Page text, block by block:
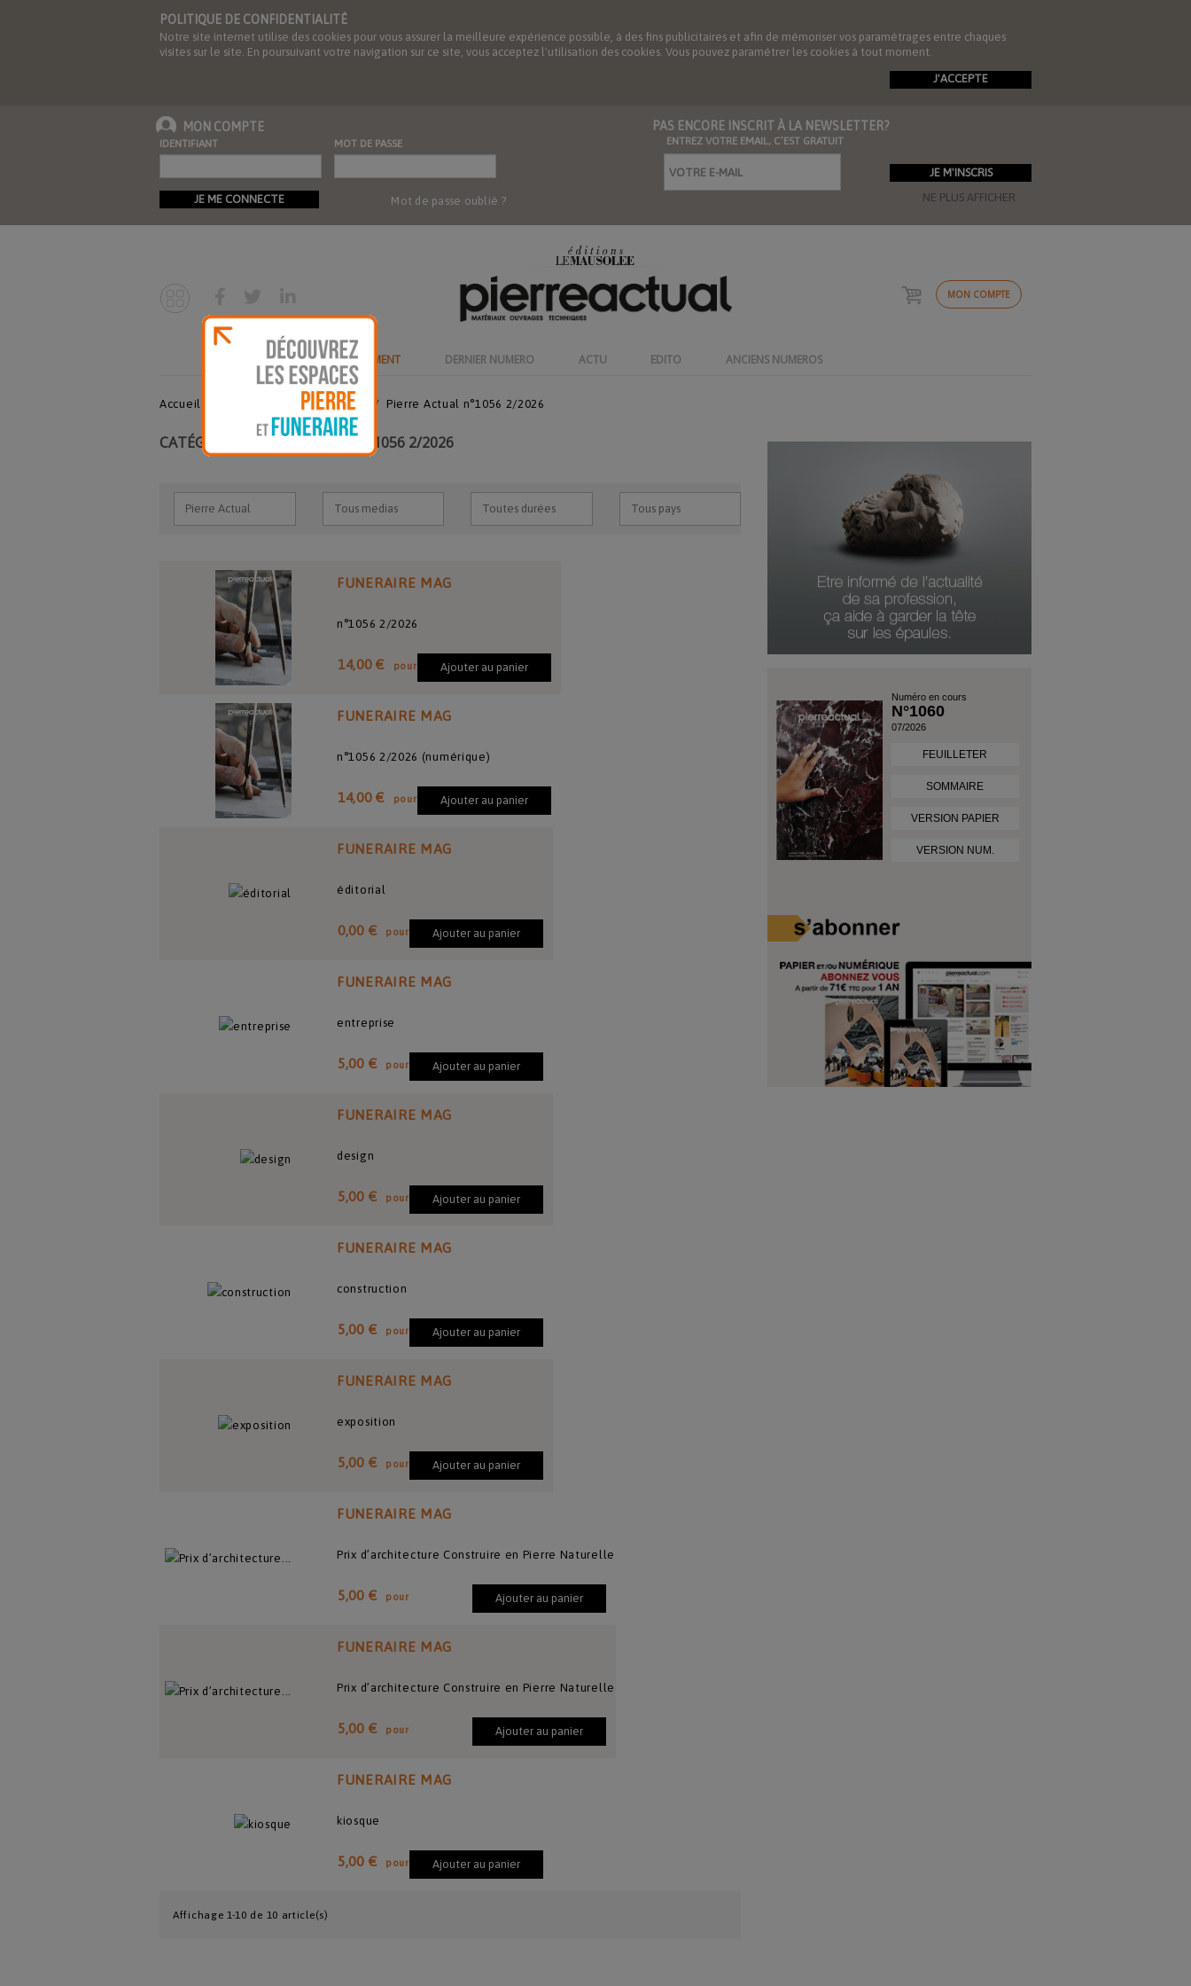
POLITIQUE DE CONFIDENTIALITÉ
Notre site internet utilise des cookies pour vous assurer la meilleure expérience possible, à des fins publicitaires et afin de mémoriser vos paramétrages entre chaques
visites sur le site. En poursuivant votre navigation sur ce site, vous acceptez l'utilisation des cookies. Vous pouvez paramétrer les cookies à tout moment.
J'ACCEPTE
MON COMPTE
IDENTIFIANT MOT DE PASSE
JE ME CONNECTE Mot de passe oublié ? NE PLUS AFFICHER
PAS ENCORE INSCRIT À LA NEWSLETTER?
ENTREZ VOTRE EMAIL, C’EST GRATUIT
MON COMPTE
ABONNEMENT DERNIER NUMERO ACTU EDITO ANCIENS NUMEROS
Accueil 141.Pierre actual 2026 Pierre Actual n°1056 2/2026
CATÉGORIE : PIERRE ACTUAL N°1056 2/2026
FUNERAIRE MAG
n°1056 2/2026
14,00 € pour Ajouter au panier
FUNERAIRE MAG
n°1056 2/2026 (numérique)
14,00 € pour Ajouter au panier
FUNERAIRE MAG
éditorial
0,00 € pour Ajouter au panier
FUNERAIRE MAG
entreprise
5,00 € pour Ajouter au panier
FUNERAIRE MAG
design
5,00 € pour Ajouter au panier
FUNERAIRE MAG
construction
5,00 € pour Ajouter au panier
FUNERAIRE MAG
exposition
5,00 € pour Ajouter au panier
FUNERAIRE MAG
Prix d’architecture Construire en Pierre Naturelle
5,00 € pour Ajouter au panier
FUNERAIRE MAG
Prix d’architecture Construire en Pierre Naturelle
5,00 € pour Ajouter au panier
FUNERAIRE MAG
kiosque
5,00 € pour Ajouter au panier
Affichage 1-10 de 10 article(s)
Numéro en cours
N°1060
07/2026
FEUILLETER
SOMMAIRE
VERSION PAPIER
VERSION NUM.